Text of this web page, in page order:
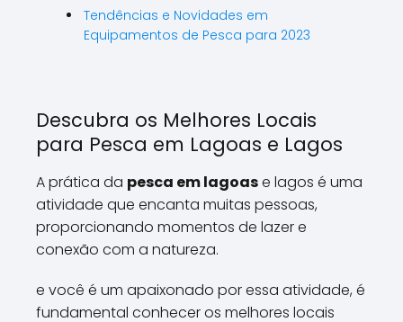
Tendências e Novidades em
Equipamentos de Pesca para 2023
Descubra os Melhores Locais
para Pesca em Lagoas e Lagos
A prática da pesca em lagoase lagos é uma
atividade que encanta muitas pessoas,
proporcionando momentos de lazer e
conexão com a natureza.
e você é um apaixonado por essa atividade, é
fundamental conhecer os melhores locais